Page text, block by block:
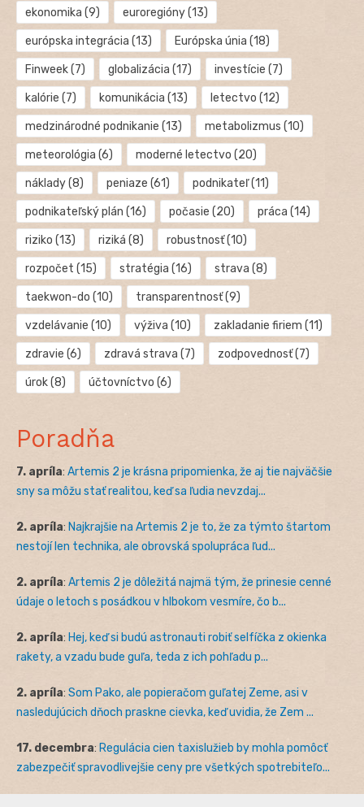
ekonomika (9) euroregióny(13)
európska integrácia (13) Európska únia (18)
Finweek(7) globalizácia (17) investície (7)
kalórie (7) komunikácia (13) letectvo (12)
medzinárodné podnikanie (13) metabolizmus (10)
meteorológia (6) moderné letectvo (20)
náklady(8) peniaze (61) podnikateľ(11)
podnikateľský plán (16) počasie (20) práca (14)
riziko (13) riziká (8) robustnosť(10)
rozpočet (15) stratégia (16) strava (8)
taekwon-do (10) transparentnosť(9)
vzdelávanie (10) výživa (10) zakladanie firiem (11)
zdravie (6) zdravá strava (7) zodpovednosť(7)
úrok(8) účtovníctvo (6)
Poradňa
7. apríla: Artemis 2 je krásna pripomienka, že aj tie najväčšie
sny sa môžu stať realitou, keď sa ľudia nevzdaj...
2. apríla: Najkrajšie na Artemis 2 je to, že za týmto štartom
nestojí len technika, ale obrovská spolupráca ľud...
2. apríla: Artemis 2 je dôležitá najmä tým, že prinesie cenné
údaje o letoch s posádkou v hlbokom vesmíre, čo b...
2. apríla: Hej, keď si budú astronauti robiť selfíčka z okienka
rakety, a vzadu bude guľa, teda z ich pohľadu p...
2. apríla: Som Pako, ale popieračom guľatej Zeme, asi v
nasledujúcich dňoch praskne cievka, keď uvidia, že Zem ...
17. decembra: Regulácia cien taxislužieb by mohla pomôcť
zabezpečiť spravodlivejšie ceny pre všetkých spotrebiteľo...